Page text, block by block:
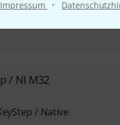
Impressum ·
Schreibtisch
/ NI M32
/ Native